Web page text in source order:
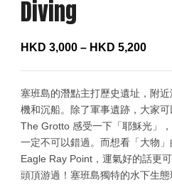
Diving
HKD 3,000 – HKD 5,200
塞班島的潛點主打歷史遺址，附
機和沉船。除了軍事遺跡，大家
The Grotto 感受一下「耶穌光」
一定不可以錯過。而想看「大物
Eagle Ray Point，運氣好的話更
頭頂游過！塞班島獨特的水下生